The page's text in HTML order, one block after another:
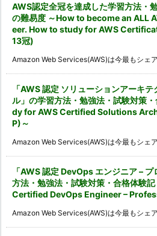
AWS認定全冠を達成した学習方法・
の難易度 ～How to become an ALL
eer. How to study for AWS
13冠)
Amazon Web Services(AWS)は今最もシェ
「AWS 認定 ソリューションアーキ
ル」の学習方法・勉強法・試験対策
dy for AWS Certified Solutions
P)～
Amazon Web Services(AWS)は今最もシェ
「AWS 認定 DevOps エンジニア –
方法・勉強法・試験対策・合格体験
Certified DevOps Engineer –
Amazon Web Services(AWS)は今最もシェ